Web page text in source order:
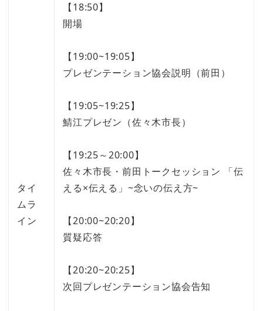
タイ
ムラ
イン
【18:50】
開場
【19:00~19:05】
プレゼンテーション協会説明（前田）
【19:05~19:25】
鯖江プレゼン（佐々木市長）
【19:25～20:00】
佐々木市長・前田トークセッション 「伝
える×伝える」~念いの伝え方~
【20:00~20:20】
質疑応答
【20:20~20:25】
次回プレゼンテーション協会告知